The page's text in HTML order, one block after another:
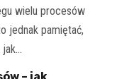
wielu procesów
jednak pamiętać,
jak…